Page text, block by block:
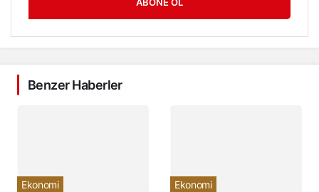
Benzer Haberler
Ekonomi Ekonomi